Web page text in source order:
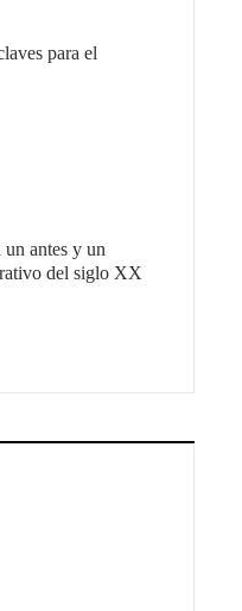
para el
un antes y un
del siglo XX